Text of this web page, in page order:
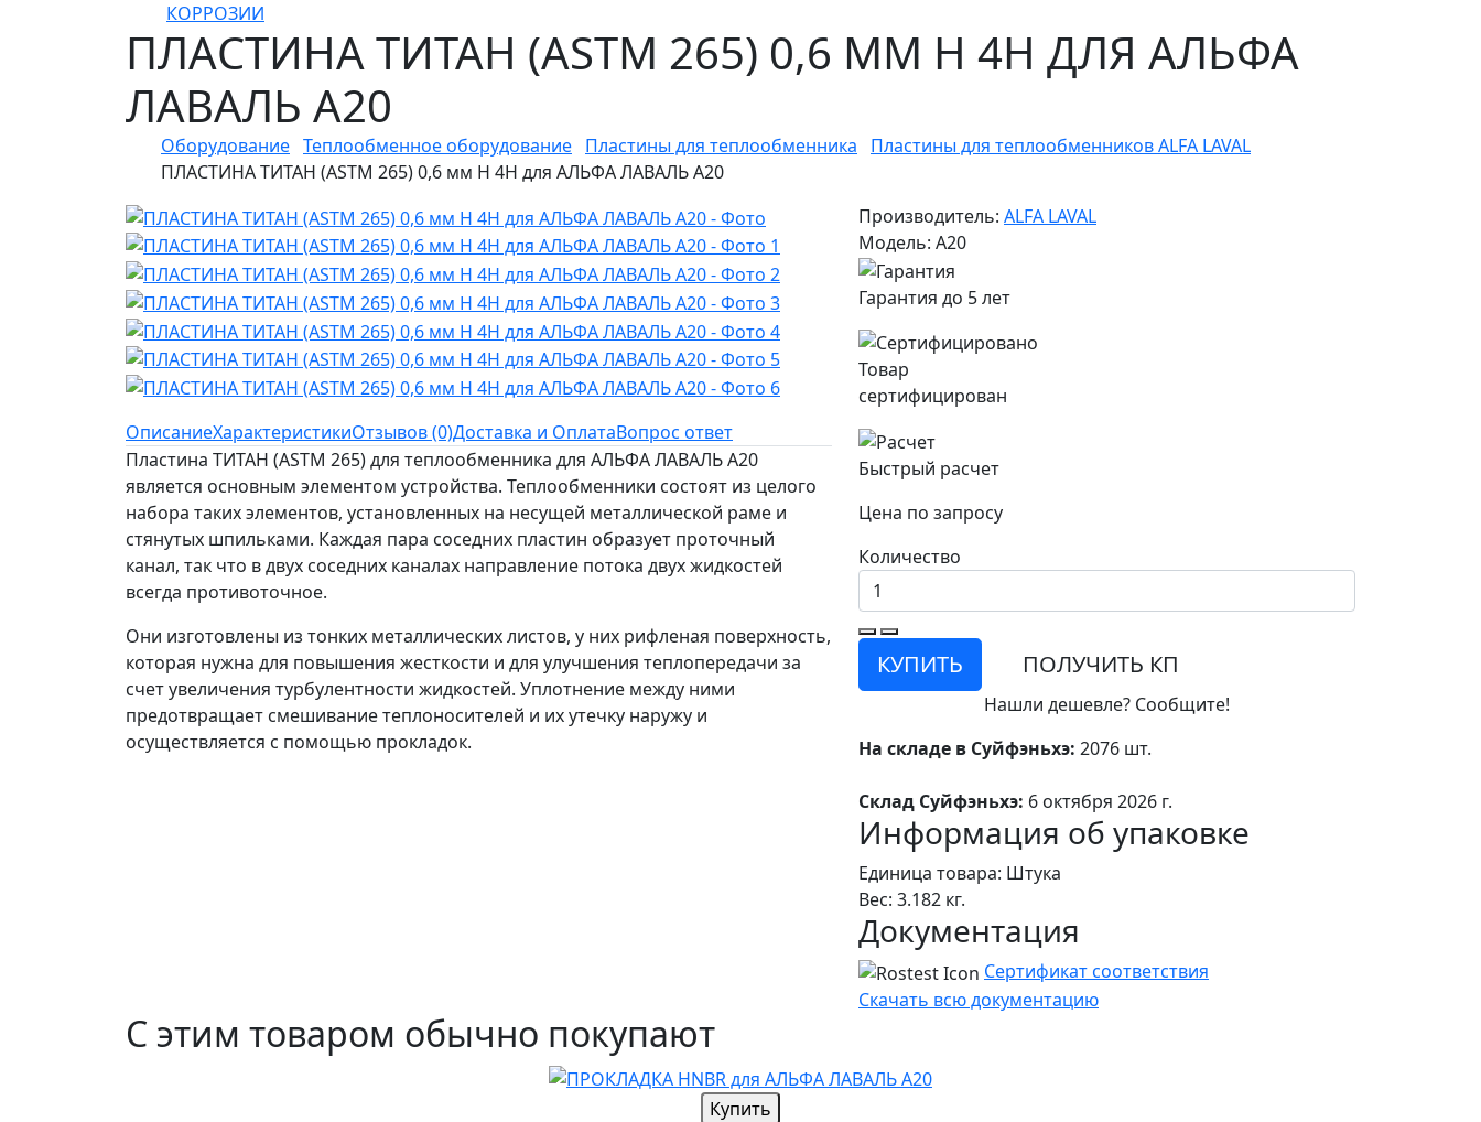
КОРРОЗИИ
ПЛАСТИНА ТИТАН (ASTM 265) 0,6 ММ H 4H ДЛЯ АЛЬФА
ЛАВАЛЬ A20
Оборудование Теплообменное оборудование Пластины для теплообменника
Пластины для теплообменников ALFA LAVAL
ПЛАСТИНА ТИТАН (ASTM 265) 0,6 мм H 4H для АЛЬФА ЛАВАЛЬ A20
ОписаниеХарактеристикиОтзывов (0)Доставка и ОплатаВопрос ответ
Пластина ТИТАН (ASTM 265) для теплообменника для АЛЬФА ЛАВАЛЬ A20
является основным элементом устройства. Теплообменники состоят из целого
набора таких элементов, установленных на несущей металлической раме и
стянутых шпильками. Каждая пара соседних пластин образует проточный
канал, так что в двух соседних каналах направление потока двух жидкостей
всегда противоточное.
Они изготовлены из тонких металлических листов, у них рифленая поверхность,
которая нужна для повышения жесткости и для улучшения теплопередачи за
счет увеличения турбулентности жидкостей. Уплотнение между ними
предотвращает смешивание теплоносителей и их утечку наружу и
осуществляется с помощью прокладок.
Производитель: ALFA LAVAL
Модель: A20
Гарантия до 5 лет
Товар
сертифицирован
Быстрый расчет
Цена по запросу
Количество
КУПИТЬ ПОЛУЧИТЬ КП
Нашли дешевле? Сообщите!
На складе в Суйфэньхэ: 2076 шт.
Склад Суйфэньхэ: 6 октября 2026 г.
Информация об упаковке
Единица товара: Штука
Вес: 3.182 кг.
Документация
Сертификат соответствия
Скачать всю документацию
С этим товаром обычно покупают
Купить